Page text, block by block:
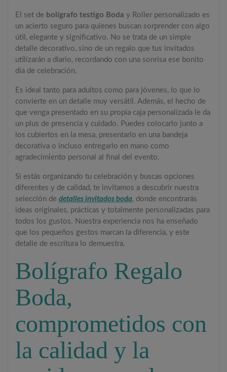
El set de bolígrafo testigo Boda y Roller personalizado es
un acierto seguro para quienes buscan sorprender con algo
útil, elegante y significativo. No se trata de un simple
detalle decorativo, sino de un regalo que tus invitados
utilizarán a diario, recordando con una sonrisa ese bonito
día de celebración.
Es ideal tanto para adultos como para jóvenes, lo que lo
convierte en un detalle muy versátil. Además, el hecho de
que venga presentado en su propia caja personalizada le da
un plus de presencia y cuidado. Puedes colocarlo junto a
los cubiertos en la mesa, presentarlo en una bandeja
decorativa o incluso entregarlo en mano como
agradecimiento personal al final del evento.
Si estás organizando tu celebración y buscas opciones
diferentes y de calidad, te invitamos a descubrir nuestra
selección dedetalles invitados boda, donde encontrarás
ideas originales, prácticas y totalmente personalizadas para
todos los gustos. Nuestra experiencia nos ha enseñado
que los pequeños gestos marcan la diferencia, y este
detalle de escritura lo demuestra.
Bolígrafo Regalo
Boda,
comprometidos con
la calidad y la